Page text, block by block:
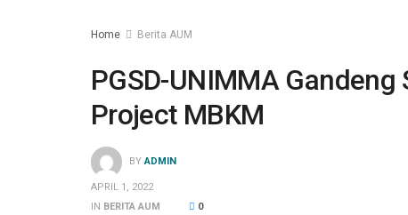
Home Berita AUM
PGSD-UNIMMA
Project MBKM
BY ADMIN
APRIL 1, 2022
IN BERITA AUM 0